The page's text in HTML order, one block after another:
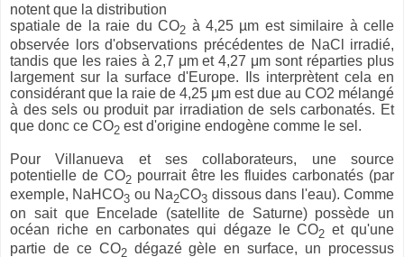
notent que la distribution
spatiale de la raie du CO2 à 4,25 µm est similaire à celle
observée lors d'observations précédentes de NaCl irradié,
tandis que les raies à 2,7 μm et 4,27 μm sont réparties plus
largement sur la surface d'Europe. Ils interprètent cela en
considérant que la raie de 4,25 μm est due au CO2 mélangé
à des sels ou produit par irradiation de sels carbonatés. Et
que donc ce CO2 est d'origine endogène comme le sel.
Pour Villanueva et ses collaborateurs, une source
potentielle de CO2pourrait être les fluides carbonatés (par
exemple, NaHCO3 ou Na2CO3 dissous dans l'eau). Comme
on sait que Encelade (satellite de Saturne) possède un
océan riche en carbonates qui dégaze le CO2 et qu'une
partie de ce CO2dégazé gèle en surface, un processus